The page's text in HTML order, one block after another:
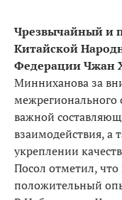
Чрезвычайный и
Китайской
Федерации Чжан
Минниханова за
межрегионального
важной
взаимодействия, а
укреплении
Посол отметил,
положительный